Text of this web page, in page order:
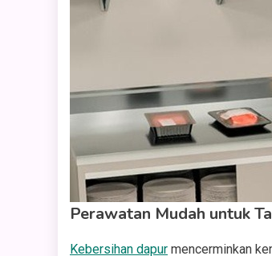
Perawatan Mudah untuk
Kebersihan dapur mencerminkan